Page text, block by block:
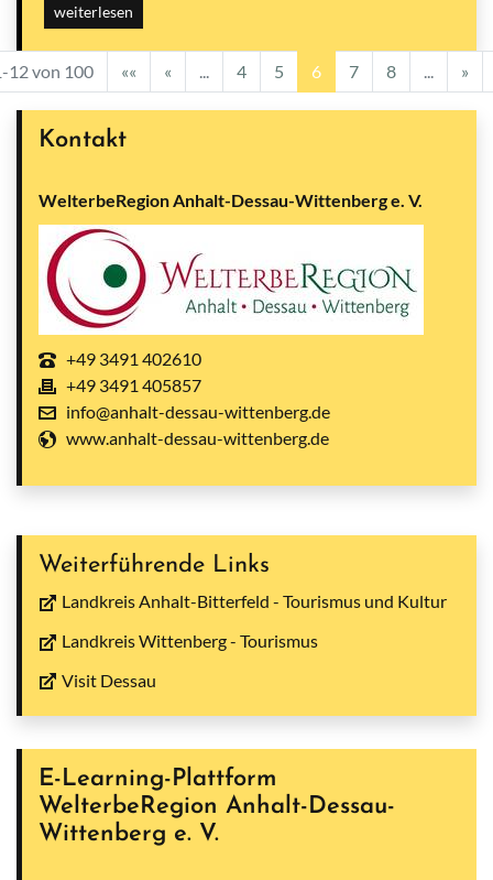
weiterlesen
12 von 100 «« « 4 5 6 7 8 »
Kontakt
WelterbeRegion Anhalt-Dessau-Wittenberg e. V.
+49 3491 402610
+49 3491 405857
info@anhalt-dessau-wittenberg.de
www.anhalt-dessau-wittenberg.de
Weiterführende Links
Landkreis Anhalt-Bitterfeld - Tourismus und Kultur
Landkreis Wittenberg - Tourismus
Visit Dessau
E-Learning-Plattform
WelterbeRegion Anhalt-Dessau-
Wittenberg e. V.